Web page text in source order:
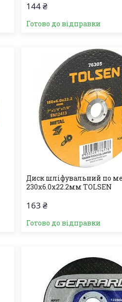
144 ₴
Готово до відправки
Диск шліфувальний по
230х6.0х22.2мм TOLSEN
163 ₴
Готово до відправки